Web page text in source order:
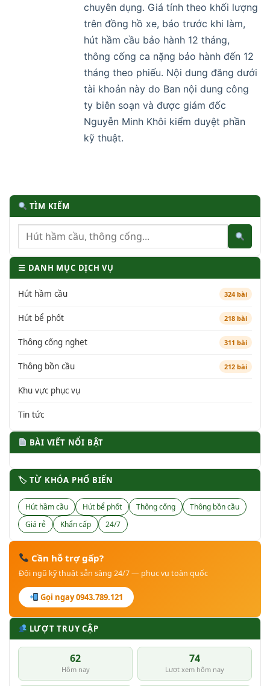
chuyên dụng. Giá tính theo khối lượng
trên đồng hồ xe, báo trước khi làm,
hút hầm cầu bảo hành 12 tháng,
thông cống ca nặng bảo hành đến 12
tháng theo phiếu. Nội dung đăng dưới
tài khoản này do Ban nội dung công
ty biên soạn và được giám đốc
Nguyễn Minh Khôi kiểm duyệt phần
kỹ thuật.
TÌM KIẾM
☰ DANH MỤC DỊCH VỤ
Hút hầm cầu 324 bài
Hút bể phốt 218 bài
Thông cống nghẹt 311 bài
Thông bồn cầu 212 bài
Khu vực phục vụ
Tin tức
BÀI VIẾT NỔI BẬT
🏷 TỪ KHÓA PHỔ BIẾN
Hút hầm cầu Hút bể phốt Thông cống
Thông bồn cầu
Giá rẻ
Khẩn cấp 24/7
Cần hỗ trợ gấp?
Đội ngũ kỹ thuật sẵn sàng 24/7 — phục vụ toàn quốc
Gọi ngay 0943.789.121
LƯỢT TRUY CẬP
62
Hôm nay
74
Lượt xem hôm nay